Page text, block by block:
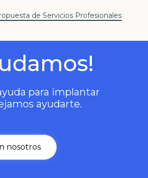
de Servicios Profesionales
para implantar
ayudarte.
nosotros